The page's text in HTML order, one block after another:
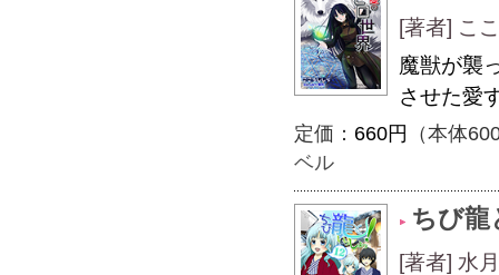
[著者] こ
魔獣が襲
させた愛
定価： 660円
（本体
ベル
ちび龍
[著者] 水